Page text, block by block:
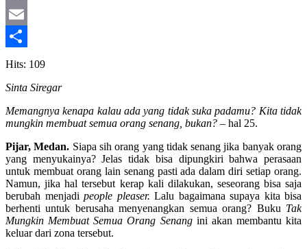
Print
Email
Share
Hits: 109
Sinta Siregar
Memangnya kenapa kalau ada yang tidak suka padamu? Kita tidak
mungkin membuat semua orang senang, bukan? – hal 25.
Pijar, Medan. Siapa sih orang yang tidak senang jika banyakorang
yang menyukainya? Jelastidak bisa dipungkiri bahwaperasaan
untuk membuatorang lain senang pasti ada dalam diri setiap orang.
Namun,jika hal tersebut kerapkali dilakukan, seseorang bisa saja
berubah menjadi people pleaser. Lalu bagaimana supaya kita bisa
berhenti untuk berusaha menyenangkan semua orang? Buku Tak
Mungkin Membuat Semua Orang Senang ini akan membantu kita
keluar dari zona tersebut.